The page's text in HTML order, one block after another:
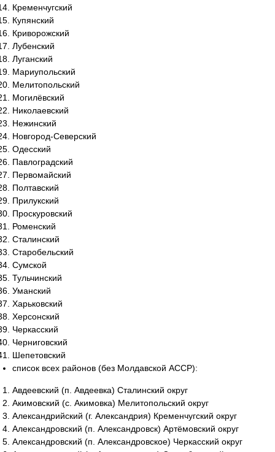
Кременчугский
Купянский
Криворожский
Лубенский
Луганский
Мариупольский
Мелитопольский
Могилёвский
Николаевский
Нежинский
Новгород-Северский
Одесский
Павлоградский
Первомайский
Полтавский
Прилукский
Проскуровский
Роменский
Сталинский
Старобельский
Сумской
Тульчинский
Уманский
Харьковский
Херсонский
Черкасский
Черниговский
Шепетовский
список всех районов (без Молдавской АССР):
Авдеевский (п. Авдеевка) Сталинский округ
Акимовский (с. Акимовка) Мелитопольский округ
Александрийский (г. Александрия) Кременчугский округ
Александровский (п. Александровск) Артёмовский округ
Александровский (п. Александровское) Черкасский округ